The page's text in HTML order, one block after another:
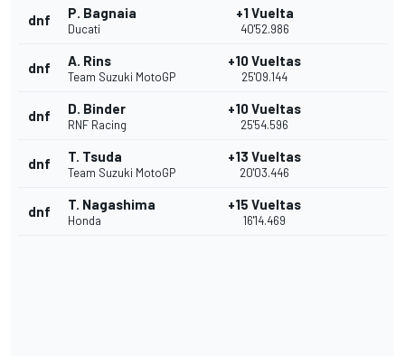
dnf P. Bagnaia
Ducati
+1 Vuelta
40'52.986
dnf A. Rins
Team Suzuki MotoGP
+10 Vueltas
25'09.144
dnf D. Binder
RNF Racing
+10 Vueltas
25'54.596
dnf T. Tsuda
Team Suzuki MotoGP
+13 Vueltas
20'03.446
dnf T. Nagashima
Honda
+15 Vueltas
16'14.469